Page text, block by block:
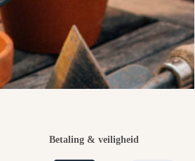
Betaling & veiligheid